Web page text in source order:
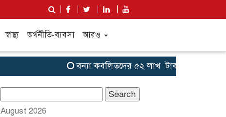
স্বাস্থ্য অর্থনীতি-ব্যবসা আরও
বন্যা কব‌লিতদের ৫২ লাখ টাকা সহায়তা দেবে
for:
August 2026